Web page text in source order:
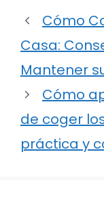
Cómo
Casa:
Mantener
Cómo
de coger
práctica y